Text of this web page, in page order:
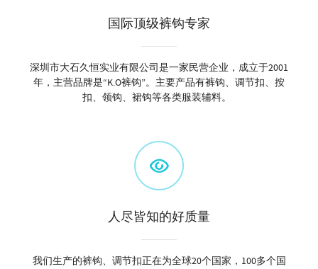
国际顶级裤钩专家
深圳市大石久恒实业有限公司是一家民营企业，成立于2001
年，主营品牌是“K.O裤钩”。主要产品有裤钩、调节扣、按
扣、领钩、裙钩等各类服装辅料。
人尽皆知的好质量
我们生产的裤钩、调节扣正在为全球20个国家，100多个国